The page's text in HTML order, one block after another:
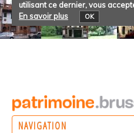
utilisant ce dernier, vous
En savoir plus
OK
NAVIGATION